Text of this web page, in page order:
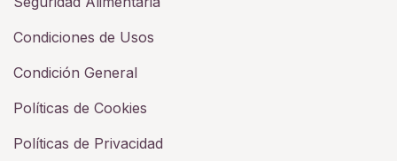
Condiciones de Usos
Condición General
Políticas de Cookies
Políticas de Privacidad